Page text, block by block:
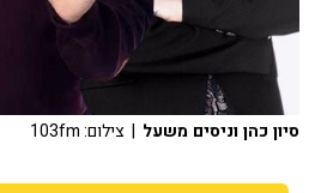
סיון כהן וניסים משעל | צילום: 103fm